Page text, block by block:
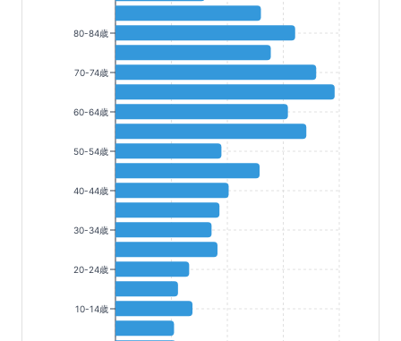
80-84歳
70-74歳
60-64歳
50-54歳
40-44歳
30-34歳
20-24歳
10-14歳